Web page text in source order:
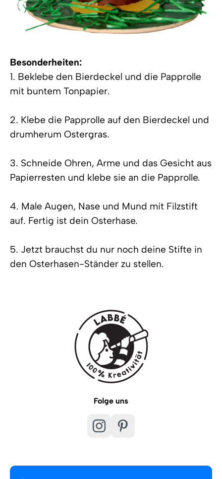
Besonderheiten:
1. Beklebe den Bierdeckel und die Papprolle
mit buntem Tonpapier.
2. Klebe die Papprolle auf den Bierdeckel und
drumherum Ostergras.
3. Schneide Ohren, Arme und das Gesicht aus
Papierresten und klebe sie an die Papprolle.
4. Male Augen, Nase und Mund mit Filzstift
auf. Fertig ist dein Osterhase.
5. Jetzt brauchst du nur noch deine Stifte in
den Osterhasen-Ständer zu stellen.
Folge uns